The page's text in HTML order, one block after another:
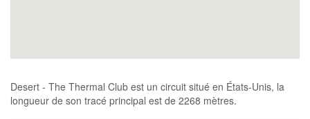
Desert - The Thermal Club est un circuit situé en États-Unis, la
longueur de son tracé principal est de 2268 mètres.